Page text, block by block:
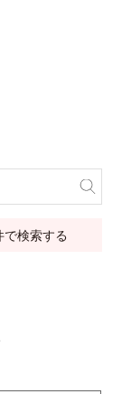
で検索する